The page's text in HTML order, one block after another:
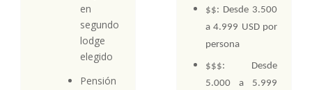
en
segundo
lodge
elegido
Pensión
$$: Desde 3.500
a 4.999 USD por
persona
$$$: Desde
5.000 a 5.999